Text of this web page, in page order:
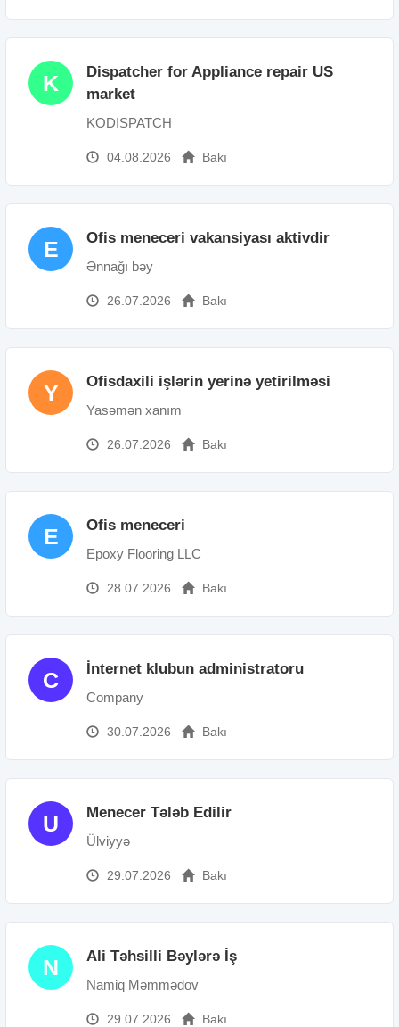
K
Dispatcher for Appliance repair US
market
KODISPATCH
04.08.2026 Bakı
E Ofis meneceri vakansiyası aktivdir
Ənnağı bəy
26.07.2026 Bakı
Y Ofisdaxili işlərin yerinə yetirilməsi
Yasəmən xanım
26.07.2026 Bakı
E Ofis meneceri
Epoxy Flooring LLC
28.07.2026 Bakı
C İnternet klubun administratoru
Company
30.07.2026 Bakı
U Menecer Tələb Edilir
Ülviyyə
29.07.2026 Bakı
N Ali Təhsilli Bəylərə İş
Namiq Məmmədov
29.07.2026 Bakı